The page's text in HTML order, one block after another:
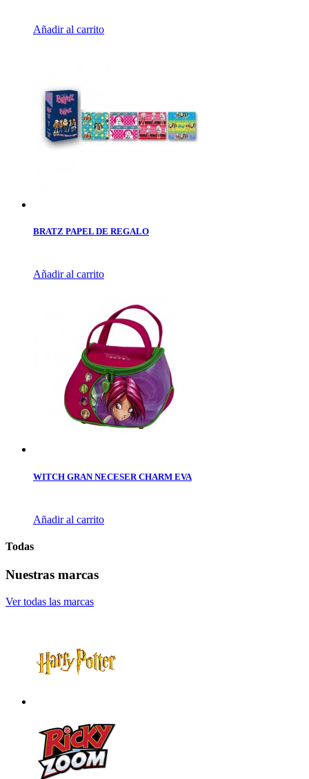
Añadir al carrito
BRATZ PAPEL DE REGALO
Añadir al carrito
WITCH GRAN NECESER CHARM EVA
Añadir al carrito
Todas
Nuestras marcas
Ver todas las marcas